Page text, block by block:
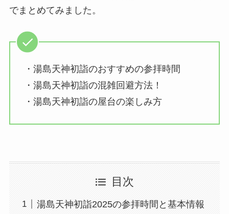
でまとめてみました。
・湯島天神初詣のおすすめの参拝時間
・湯島天神初詣の混雑回避方法！
・湯島天神初詣の屋台の楽しみ方
目次
湯島天神初詣2025の参拝時間と基本情報